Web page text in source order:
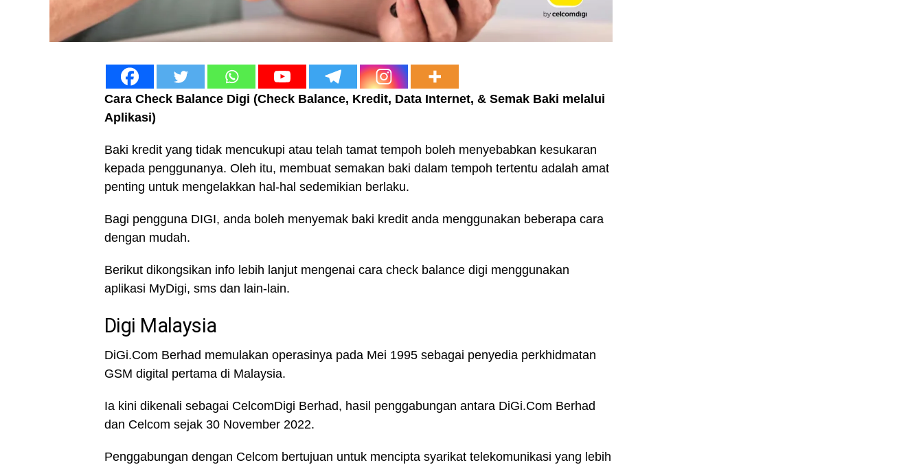
Cara Check Balance Digi (Check Balance, Kredit, Data Internet, & Semak Baki melalui
Aplikasi)
Baki kredit yang tidak mencukupi atau telah tamat tempoh boleh menyebabkan kesukaran
kepada penggunanya. Oleh itu, membuat semakan baki dalam tempoh tertentu adalah amat
penting untuk mengelakkan hal-hal sedemikian berlaku.
Bagi pengguna DIGI, anda boleh menyemak baki kredit anda menggunakan beberapa cara
dengan mudah.
Berikut dikongsikan info lebih lanjut mengenai cara check balance digi menggunakan
aplikasi MyDigi, sms dan lain-lain.
Digi Malaysia
DiGi.Com Berhad memulakan operasinya pada Mei 1995 sebagai penyedia perkhidmatan
GSM digital pertama di Malaysia.
Ia kini dikenali sebagai CelcomDigi Berhad, hasil penggabungan antara DiGi.Com Berhad
dan Celcom sejak 30 November 2022.
Penggabungan dengan Celcom bertujuan untuk mencipta syarikat telekomunikasi yang lebih